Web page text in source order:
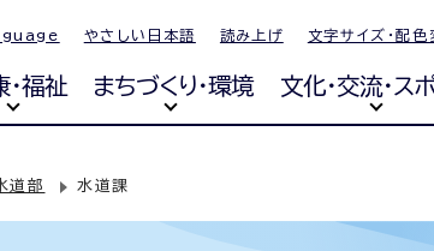
やさしい日本語 読み上げ 文字サイズ・配色
・福祉 まちづくり・環境 文化・交流・ス
道部 水道課